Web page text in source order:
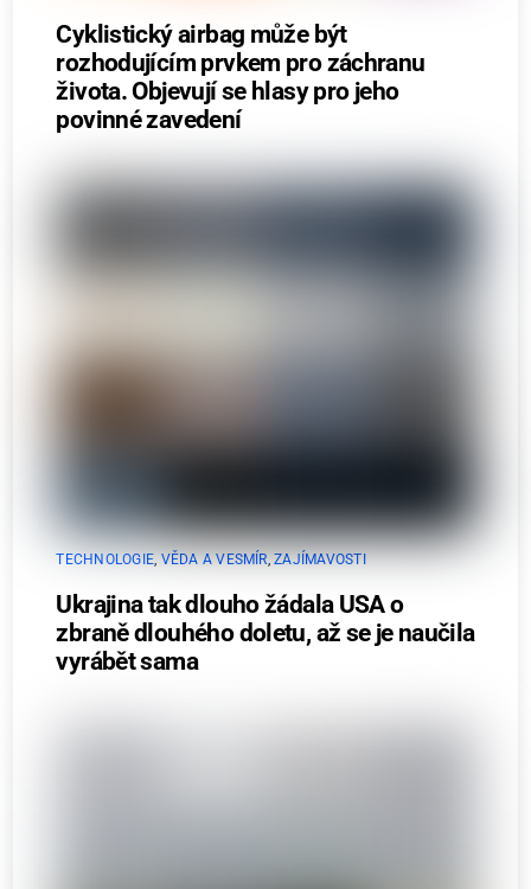
Cyklistický airbag může být
rozhodujícím prvkem pro záchranu
života. Objevují se hlasy pro jeho
povinné zavedení
TECHNOLOGIE, VĚDA A VESMÍR,ZAJÍMAVOSTI
Ukrajina tak dlouho žádala USA o
zbraně dlouhého doletu, až se je naučila
vyrábět sama